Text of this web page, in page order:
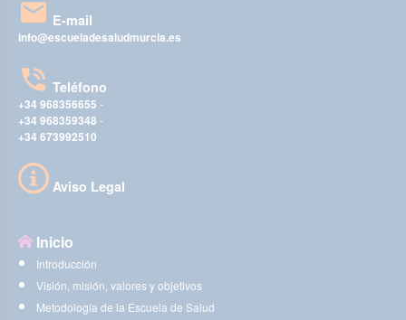
E-mail
info@escueladesaludmurcia.es
Teléfono
+34 968356655 -
+34 968359348 -
+34 673992510
Aviso Legal
Inicio
Introducción
Visión, misión, valores y objetivos
Metodología de la Escuela de Salud